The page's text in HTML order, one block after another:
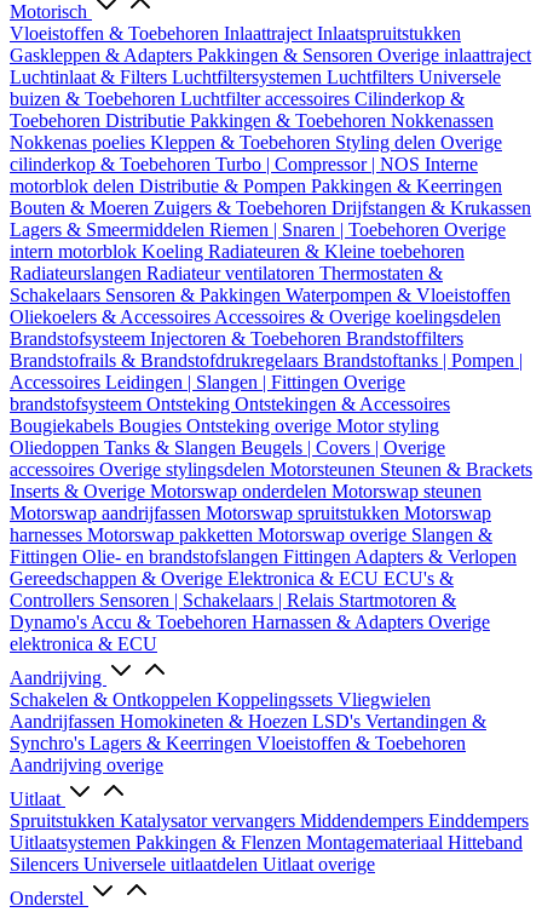
Motorisch
Vloeistoffen & Toebehoren Inlaattraject Inlaatspruitstukken
Gaskleppen & Adapters Pakkingen & Sensoren Overige inlaattraject
Luchtinlaat & Filters Luchtfiltersystemen Luchtfilters Universele
buizen & Toebehoren Luchtfilter accessoires Cilinderkop &
Toebehoren Distributie Pakkingen & Toebehoren Nokkenassen
Nokkenas poelies Kleppen & Toebehoren Styling delen Overige
cilinderkop & Toebehoren Turbo | Compressor | NOS Interne
motorblok delen Distributie & Pompen Pakkingen & Keerringen
Bouten & Moeren Zuigers & Toebehoren Drijfstangen & Krukassen
Lagers & Smeermiddelen Riemen | Snaren | Toebehoren Overige
intern motorblok Koeling Radiateuren & Kleine toebehoren
Radiateurslangen Radiateur ventilatoren Thermostaten &
Schakelaars Sensoren & Pakkingen Waterpompen & Vloeistoffen
Oliekoelers & Accessoires Accessoires & Overige koelingsdelen
Brandstofsysteem Injectoren & Toebehoren Brandstoffilters
Brandstofrails & Brandstofdrukregelaars Brandstoftanks | Pompen |
Accessoires Leidingen | Slangen | Fittingen Overige
brandstofsysteem Ontsteking Ontstekingen & Accessoires
Bougiekabels Bougies Ontsteking overige Motor styling
Oliedoppen Tanks & Slangen Beugels | Covers | Overige
accessoires Overige stylingsdelen Motorsteunen Steunen & Brackets
Inserts & Overige Motorswap onderdelen Motorswap steunen
Motorswap aandrijfassen Motorswap spruitstukken Motorswap
harnesses Motorswap pakketten Motorswap overige Slangen &
Fittingen Olie- en brandstofslangen Fittingen Adapters & Verlopen
Gereedschappen & Overige Elektronica & ECU ECU's &
Controllers Sensoren | Schakelaars | Relais Startmotoren &
Dynamo's Accu & Toebehoren Harnassen & Adapters Overige
elektronica & ECU
Aandrijving
Schakelen & Ontkoppelen Koppelingssets Vliegwielen
Aandrijfassen Homokineten & Hoezen LSD's Vertandingen &
Synchro's Lagers & Keerringen Vloeistoffen & Toebehoren
Aandrijving overige
Uitlaat
Spruitstukken Katalysator vervangers Middendempers Einddempers
Uitlaatsystemen Pakkingen & Flenzen Montagemateriaal Hitteband
Silencers Universele uitlaatdelen Uitlaat overige
Onderstel